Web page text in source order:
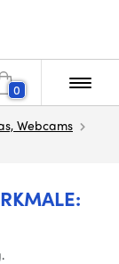
0
Webcams